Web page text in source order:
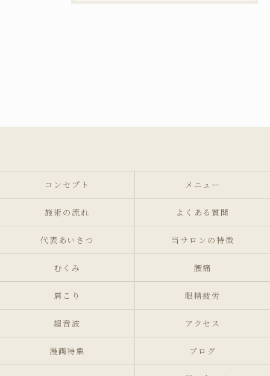
コンセプト メニュー
施術の流れ よくある質問
代表あいさつ 当サロンの特徴
むくみ 腰痛
肩こり 眼精疲労
超音波 アクセス
漫画特集 ブログ